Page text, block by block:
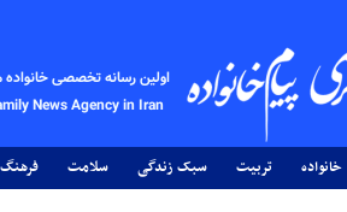
اولین رسانه تخصصی
News Agency in Iran
خانواده تربیت سبک زندگی سلامت فرهنگ